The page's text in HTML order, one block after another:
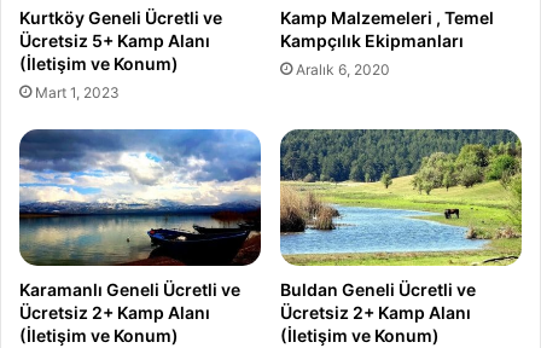
Kurtköy Geneli Ücretli ve
Ücretsiz 5+ Kamp Alanı
(İletişim ve Konum)
Mart 1, 2023
Kamp Malzemeleri , Temel
Kampçılık Ekipmanları
Aralık 6, 2020
Karamanlı Geneli Ücretli ve
Ücretsiz 2+ Kamp Alanı
(İletişim ve Konum)
Buldan Geneli Ücretli ve
Ücretsiz 2+ Kamp Alanı
(İletişim ve Konum)